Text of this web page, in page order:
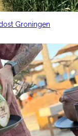
Groningen